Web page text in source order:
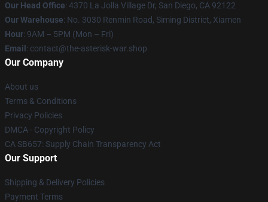
Our Head Office: 4370 La Jolla Village Dr, San Diego, CA 92122
Our Warehouse: No. 3030 Renmin Road, Siming District, Xiamen
Hour: 9AM – 5PM (Mon – Fri)
Email : contact@the-asterisk-war.shop
Our Company
About us
Terms & Conditions
Privacy Policies
DMCA - Copyright Policy
CA SB657: Supply Chain Transparency Act
Our Support
Shipping & Delivery Policies
Payment Terms